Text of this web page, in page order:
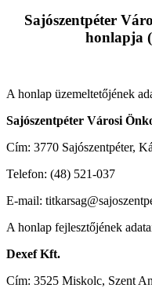
Sajószentpéter
honlapja
A honlap üzemeltetőjének
Sajószentpéter Városi
Cím: 3770 Sajószentpéter,
Telefon: (48) 521-037
E-mail:
A honlap fejlesztőjének
Dexef Kft.
Cím: 3525 Miskolc, Szent